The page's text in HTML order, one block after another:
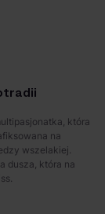
która
na
wszelakiej.
dusza, która na